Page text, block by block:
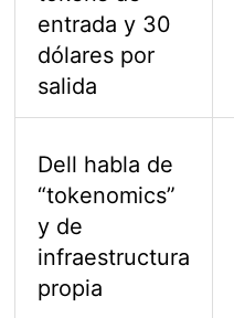
entrada y 30
dólares por
salida
Dell habla de
“tokenomics”
y de
infraestructura
propia